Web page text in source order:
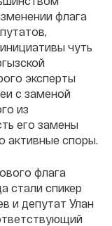
флага
чуть
эксперты
с заменой
из
его замены
активные споры.
флага
стали спикер
и депутат Улан